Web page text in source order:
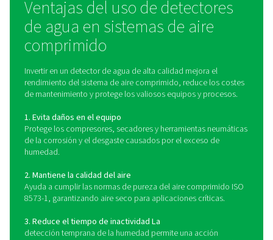
condiciones de funcionamiento.